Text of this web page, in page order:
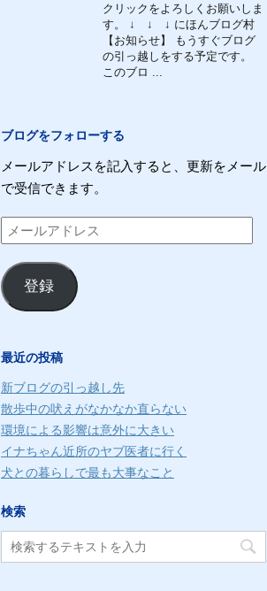
クリックをよろしくお願いしま
す。 ↓ ↓ ↓ にほんブログ村
【お知らせ】 もうすぐブログ
の引っ越しをする予定です。
このブロ ...
ブログをフォローする
メールアドレスを記入すると、更新をメール
で受信できます。
メ
ー
ル
ア
ス
登録
最近の投稿
新ブログの引っ越し先
散歩中の吠えがなかなか直らない
環境による影響は意外に大きい
イナちゃん近所のヤブ医者に行く
犬との暮らしで最も大事なこと
検索